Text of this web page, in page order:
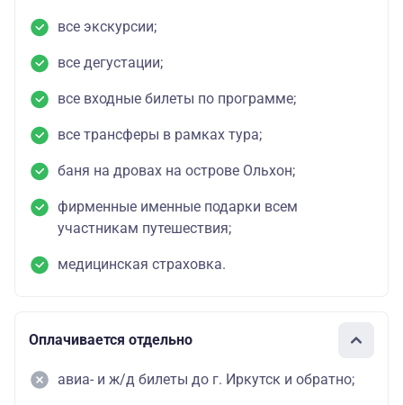
все экскурсии;
все дегустации;
все входные билеты по программе;
все трансферы в рамках тура;
баня на дровах на острове Ольхон;
фирменные именные подарки всем
участникам путешествия;
медицинская страховка.
Оплачивается отдельно
авиа- и ж/д билеты до г. Иркутск и обратно;